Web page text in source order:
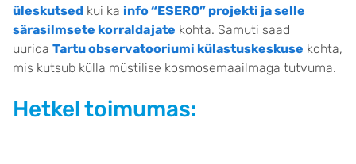
üleskutsed kui ka info “ESERO” projekti ja selle
särasilmsete korraldajate kohta. Samuti saad
uurida Tartu observatooriumi külastuskeskuse kohta,
mis kutsub külla müstilise kosmosemaailmaga tutvuma.
Hetkel toimumas: